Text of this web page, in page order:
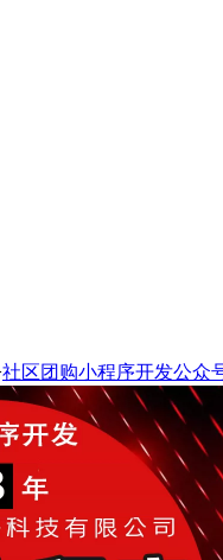
社区团购小程序开发公众